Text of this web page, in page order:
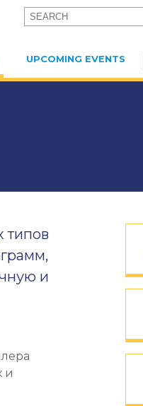
UPCOMING EVENTS
Search
типов
и
и